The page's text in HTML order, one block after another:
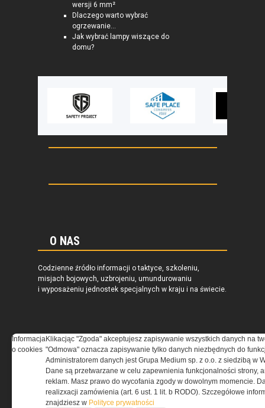
wersji 6 mm²
Dlaczego warto wybrać
ogrzewanie...
Jak wybrać lampy wiszące do
domu?
O NAS
Codzienne źródło informacji o taktyce, szkoleniu,
misjach bojowych, uzbrojeniu, umundurowaniu
i wyposażeniu jednostek specjalnych w kraju i na świecie.
REGULAMIN
Regulamin określa zasady korzystania z portalu
www.special-ops.pl
Informacja
o cookies
Klikacjąc "Zgoda" akceptujesz zapisywanie wszystkich danych na
"Odmowa" oznacza zapisywanie tylko danych niezbędnych do
Administratorem danych jest Grupa Medium sp. z o.o. z siedzibą w
Dane są przetwarzane w celu zapewnienia funkcjonalności strony,
reklam. Masz prawo do wycofania zgody w dowolnym momencie.
realizxacji zamówienia (art. 6 ust. 1 lit. b RODO). Szczegółowe
znajdziesz w Polityce prywatności